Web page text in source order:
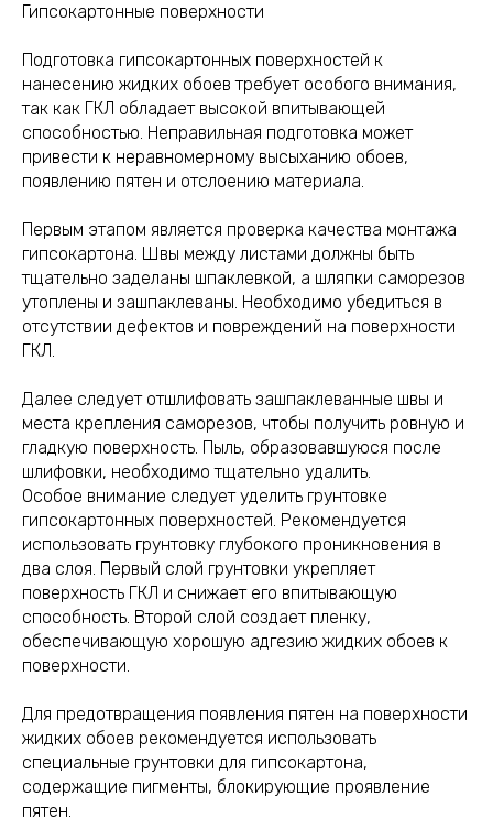
Гипсокартонные поверхности
Подготовка гипсокартонных поверхностей к
нанесению жидких обоев требует особого внимания,
так как ГКЛ обладает высокой впитывающей
способностью. Неправильная подготовка может
привести к неравномерному высыханию обоев,
появлению пятен и отслоению материала.
Первым этапом является проверка качества монтажа
гипсокартона. Швы между листами должны быть
тщательно заделаны шпаклевкой, а шляпки саморезов
утоплены и зашпаклеваны. Необходимо убедиться в
отсутствии дефектов и повреждений на поверхности
ГКЛ.
Далее следует отшлифовать зашпаклеванные швы и
места крепления саморезов, чтобы получить ровную и
гладкую поверхность. Пыль, образовавшуюся после
шлифовки, необходимо тщательно удалить.
Особое внимание следует уделить грунтовке
гипсокартонных поверхностей. Рекомендуется
использовать грунтовку глубокого проникновения в
два слоя. Первый слой грунтовки укрепляет
поверхность ГКЛ и снижает его впитывающую
способность. Второй слой создает пленку,
обеспечивающую хорошую адгезию жидких обоев к
поверхности.
Для предотвращения появления пятен на поверхности
жидких обоев рекомендуется использовать
специальные грунтовки для гипсокартона,
содержащие пигменты, блокирующие проявление
пятен.